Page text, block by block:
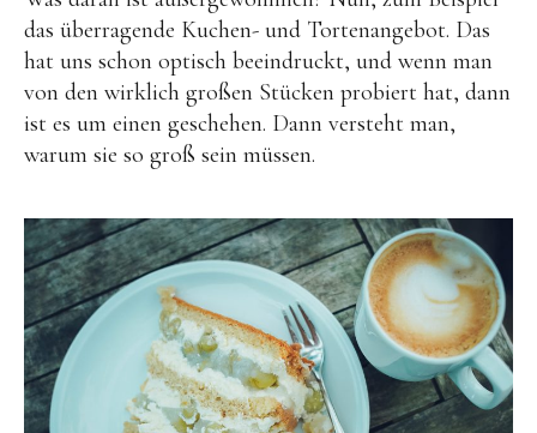
das überragende Kuchen- und Tortenangebot. Das
hat uns schon optisch beeindruckt, und wenn man
von den wirklich großen Stücken probiert hat, dann
ist es um einen geschehen. Dann versteht man,
warum sie so groß sein müssen.